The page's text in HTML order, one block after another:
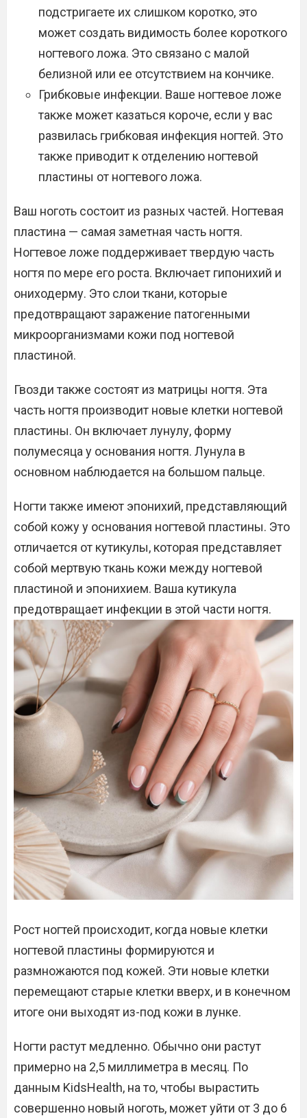
подстригаете их слишком коротко, это
может создать видимость более короткого
ногтевого ложа. Это связано с малой
белизной или ее отсутствием на кончике.
Грибковые инфекции. Ваше ногтевое ложе
также может казаться короче, если у вас
развилась грибковая инфекция ногтей. Это
также приводит к отделению ногтевой
пластины от ногтевого ложа.
Ваш ноготь состоит из разных частей. Ногтевая
пластина — самая заметная часть ногтя.
Ногтевое ложе поддерживает твердую часть
ногтя по мере его роста. Включает гипонихий и
ониходерму. Это слои ткани, которые
предотвращают заражение патогенными
микроорганизмами кожи под ногтевой
пластиной.
Гвозди также состоят из матрицы ногтя. Эта
часть ногтя производит новые клетки ногтевой
пластины. Он включает лунулу, форму
полумесяца у основания ногтя. Лунула в
основном наблюдается на большом пальце.
Ногти также имеют эпонихий, представляющий
собой кожу у основания ногтевой пластины. Это
отличается от кутикулы, которая представляет
собой мертвую ткань кожи между ногтевой
пластиной и эпонихием. Ваша кутикула
предотвращает инфекции в этой части ногтя.
Рост ногтей происходит, когда новые клетки
ногтевой пластины формируются и
размножаются под кожей. Эти новые клетки
перемещают старые клетки вверх, и в конечном
итоге они выходят из-под кожи в лунке.
Ногти растут медленно. Обычно они растут
примерно на 2,5 миллиметра в месяц. По
данным KidsHealth, на то, чтобы вырастить
совершенно новый ноготь, может уйти от 3 до 6